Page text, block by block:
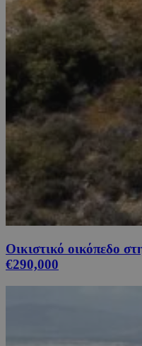
Οικιστικό οικόπεδο
€290,000